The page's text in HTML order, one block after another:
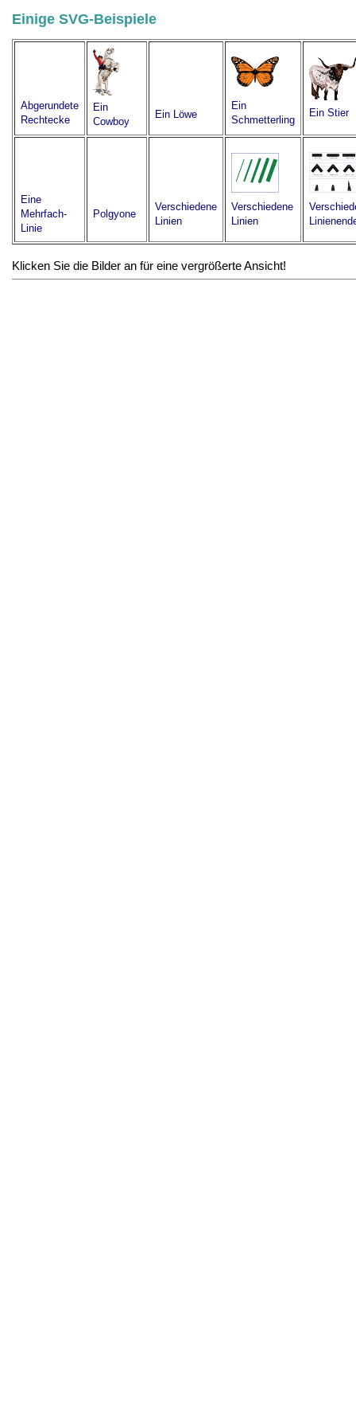
Einige SVG-Beispiele
Abgerundete
Rechtecke
Ein
Cowboy
Ein Löwe
Ein
Schmetterling
Ein Stier
Eine
Mehrfach-
Linie
Polgyone
Verschiedene
Linien
Verschiedene
Linien
Klicken Sie die Bilder an für eine vergrößerte Ansicht!